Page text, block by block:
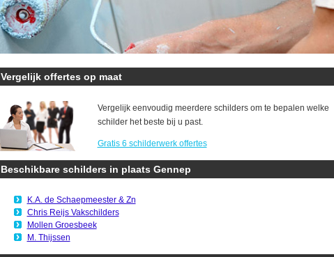
Vergelijk offertes op maat
Vergelijk eenvoudig meerdere schilders om te bepalen welke
schilder het beste bij u past.
Gratis 6 schilderwerk offertes
Beschikbare schilders in plaats Gennep
K.A. de Schaepmeester & Zn
Chris Reijs Vakschilders
Mollen Groesbeek
M. Thijssen